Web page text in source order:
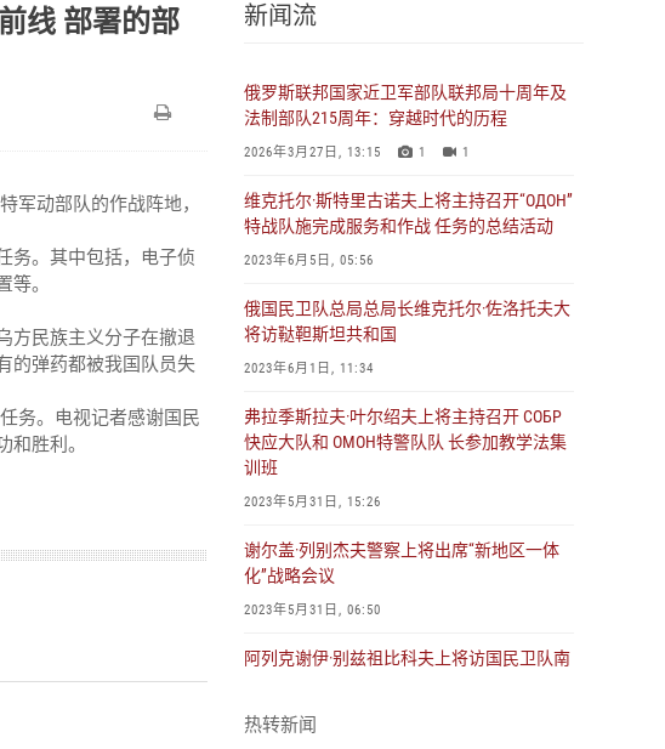
线 部署的部
军动部队的作战阵地，
务。其中包括，电子侦
。
方民族主义分子在撤退
的弹药都被我国队员失
务。电视记者感谢国民
胜利。
新闻流
俄罗斯联邦国家近卫军部队联邦局十周年及
法制部队215周年：穿越时代的历程
2026年3月27日, 13:15 1 1
维克托尔·斯特里古诺夫上将主持召开“ОДОН”
特战队施完成服务和作战 任务的总结活动
2023年6月5日, 05:56
俄国民卫队总局总局长维克托尔·佐洛托夫大
将访鞑靼斯坦共和国
2023年6月1日, 11:34
弗拉季斯拉夫·叶尔绍夫上将主持召开 СОБР
快应大队和 ОМОН特警队队 长参加教学法集
训班
2023年5月31日, 15:26
谢尔盖·列别杰夫警察上将出席“新地区一体
化”战略会议
2023年5月31日, 06:50
阿列克谢伊·别兹祖比科夫上将访国民卫队南
2023年5月30日, 10:29
热转新闻